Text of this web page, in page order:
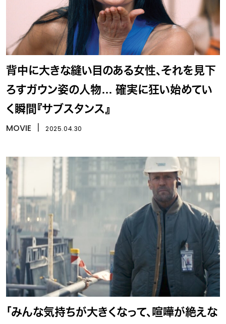
背中に大きな縫い目のある女性、それを見下
ろすガウン姿の人物… 確実に狂い始めてい
く瞬間『サブスタンス』
MOVIE 2025.04.30
「みんな気持ちが⼤きくなって、喧嘩が絶えな